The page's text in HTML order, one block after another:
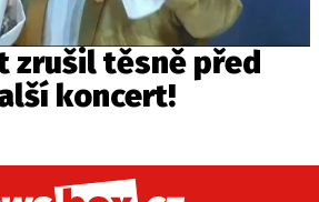
zrušil těsně před
koncert!